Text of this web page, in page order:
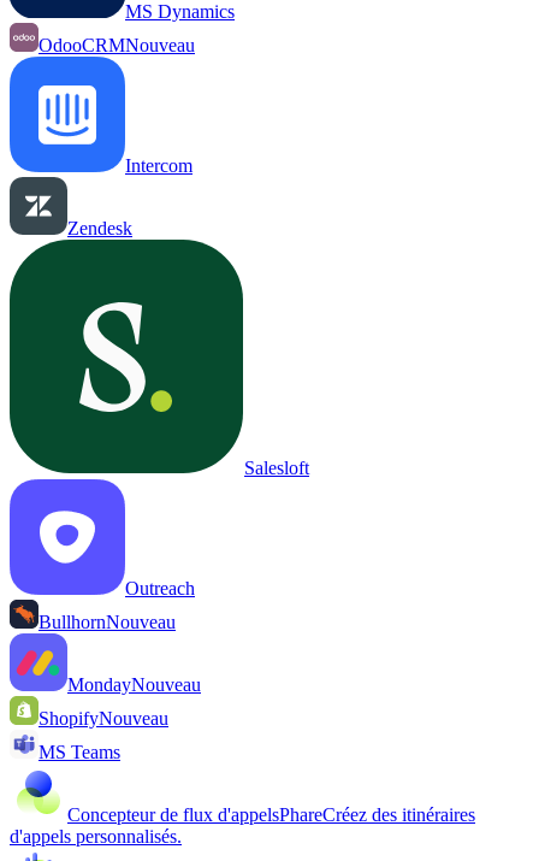
MS Dynamics
OdooCRMNouveau
Intercom
Zendesk
Salesloft
Outreach
BullhornNouveau
MondayNouveau
ShopifyNouveau
MS Teams
Concepteur de flux d'appelsPhareCréez des itinéraires
d'appels personnalisés.